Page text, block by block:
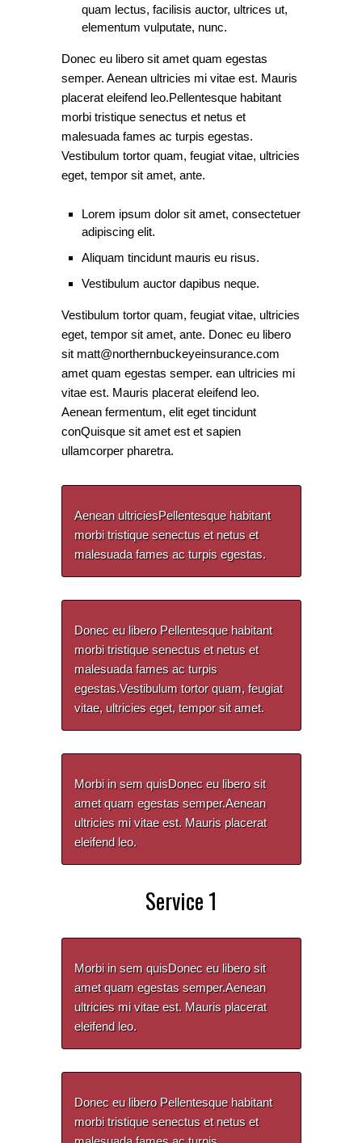
quam lectus, facilisis auctor, ultrices ut,
elementum vulputate, nunc.
Donec eu libero sit amet quam egestas
semper. Aenean ultricies mi vitae est. Mauris
placerat eleifend leo.Pellentesque habitant
morbi tristique senectus et netus et
malesuada fames ac turpis egestas.
Vestibulum tortor quam, feugiat vitae, ultricies
eget, tempor sit amet, ante.
Lorem ipsum dolor sit amet, consectetuer
adipiscing elit.
Aliquam tincidunt mauris eu risus.
Vestibulum auctor dapibus neque.
Vestibulum tortor quam, feugiat vitae, ultricies
eget, tempor sit amet, ante. Donec eu libero
sit matt@northernbuckeyeinsurance.com
amet quam egestas semper. ean ultricies mi
vitae est. Mauris placerat eleifend leo.
Aenean fermentum, elit eget tincidunt
conQuisque sit amet est et sapien
ullamcorper pharetra.
Aenean ultriciesPellentesque habitant
morbi tristique senectus et netus et
malesuada fames ac turpis egestas.
Donec eu libero Pellentesque habitant
morbi tristique senectus et netus et
malesuada fames ac turpis
egestas.Vestibulum tortor quam, feugiat
vitae, ultricies eget, tempor sit amet.
Morbi in sem quisDonec eu libero sit
amet quam egestas semper.Aenean
ultricies mi vitae est. Mauris placerat
eleifend leo.
Service 1
Morbi in sem quisDonec eu libero sit
amet quam egestas semper.Aenean
ultricies mi vitae est. Mauris placerat
eleifend leo.
Donec eu libero Pellentesque habitant
morbi tristique senectus et netus et